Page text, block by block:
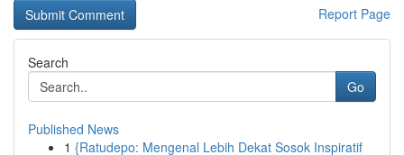
Report Page
Search
Go
Published News
1 {Ratudepo: Mengenal Lebih Dekat Sosok Inspiratif